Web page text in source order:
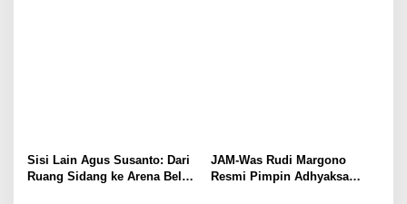
Sisi Lain Agus Susanto: Dari
Ruang Sidang ke Arena Bela
JAM-Was Rudi Margono
Resmi Pimpin Adhyaksa